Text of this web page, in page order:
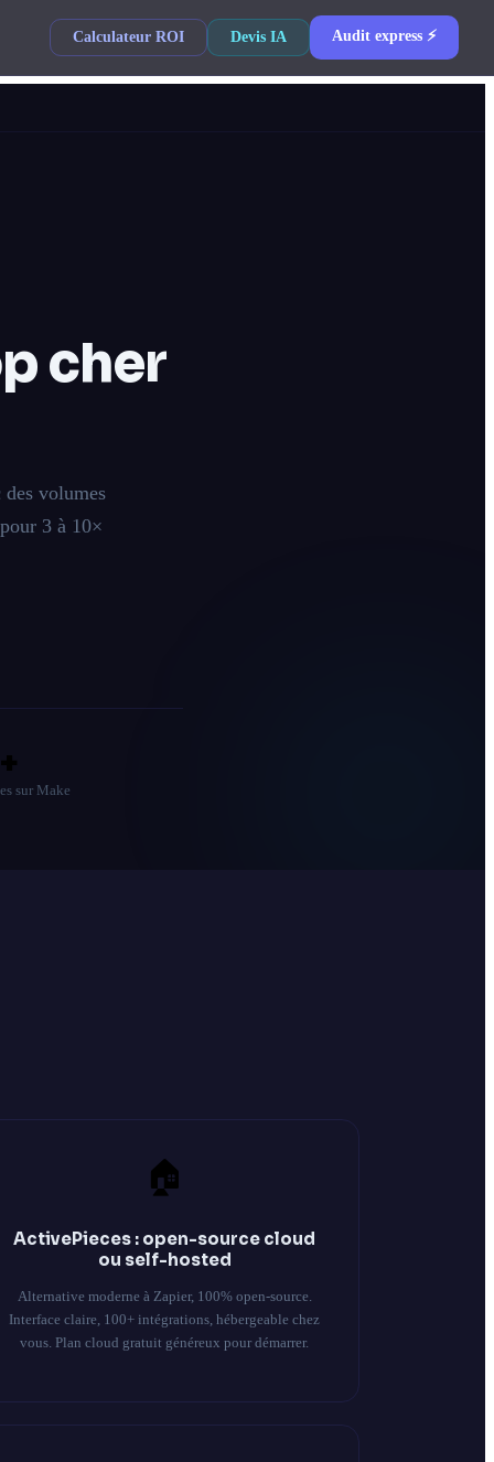
Calculateur ROI Devis IA Audit express ⚡
cher
volumes
3 à 10×
sur Make
🏠
ActivePieces : open-source cloud
ou self-hosted
Alternative moderne à Zapier, 100% open-source.
Interface claire, 100+ intégrations, hébergeable chez
vous. Plan cloud gratuit généreux pour démarrer.